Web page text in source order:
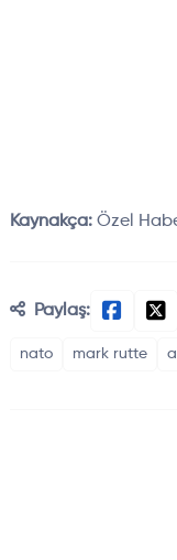
Kaynakça: Özel
Paylaş:
nato mark rutte